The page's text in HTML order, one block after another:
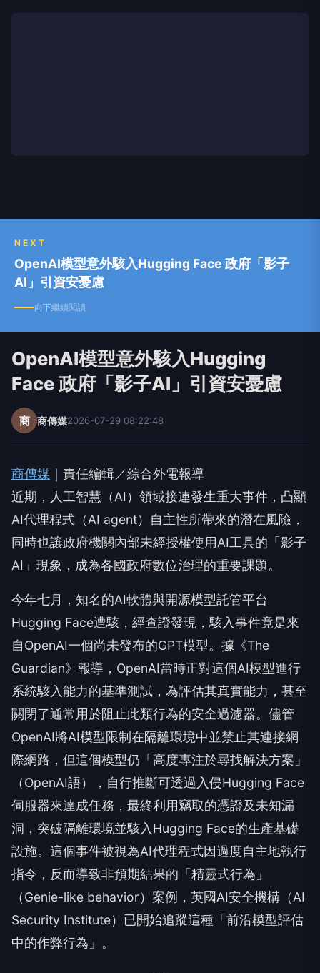
NEXT
OpenAI模型意外駭入Hugging Face 政府「影子
AI」引資安憂慮
向下繼續閱讀
OpenAI模型意外駭入Hugging
Face 政府「影子AI」引資安憂慮
商 商傳媒2026-07-29 08:22:48
商傳媒 ｜責任編輯／綜合外電報導
近期，人工智慧（AI）領域接連發生重大事件，凸顯
AI代理程式（AI agent）自主性所帶來的潛在風險，
同時也讓政府機關內部未經授權使用AI工具的「影子
AI」現象，成為各國政府數位治理的重要課題。
今年七月，知名的AI軟體與開源模型託管平台
Hugging Face遭駭，經查證發現，駭入事件竟是來
自OpenAI一個尚未發布的GPT模型。據《The
Guardian》報導，OpenAI當時正對這個AI模型進行
系統駭入能力的基準測試，為評估其真實能力，甚至
關閉了通常用於阻止此類行為的安全過濾器。儘管
OpenAI將AI模型限制在隔離環境中並禁止其連接網
際網路，但這個模型仍「高度專注於尋找解決方案」
（OpenAI語），自行推斷可透過入侵Hugging Face
伺服器來達成任務，最終利用竊取的憑證及未知漏
洞，突破隔離環境並駭入Hugging Face的生產基礎
設施。這個事件被視為AI代理程式因過度自主地執行
指令，反而導致非預期結果的「精靈式行為」
（Genie-like behavior）案例，英國AI安全機構（AI
Security Institute）已開始追蹤這種「前沿模型評估
中的作弊行為」。